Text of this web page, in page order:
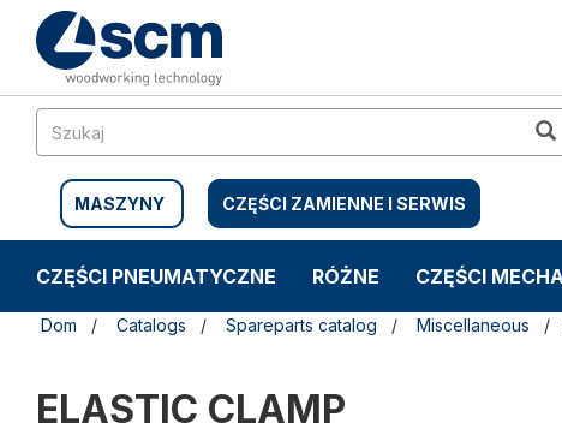
Przejdź
treści
Przejdź
menu
nawigacyjnego
MASZYNY CZĘŚCI ZAMIENNE I SERWIS
CZĘŚCI PNEUMATYCZNE RÓŻNE CZĘŚCI
Dom Catalogs Spareparts catalog Miscellaneous
ELASTIC CLAMP